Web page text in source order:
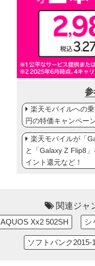
楽天モバイルへの
円の特価キャンペー
楽天モバイルが「
と「Galaxy Z Flip8
イント還元など！
関連ジャ
AQUOS Xx2 502SH シ
ソフトバンク2015-